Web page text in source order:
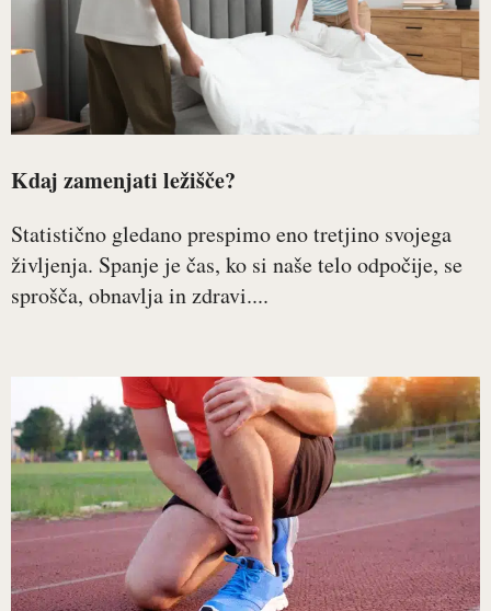
Kdaj zamenjati ležišče?
Statistično gledano prespimo eno tretjino svojega
življenja. Spanje je čas, ko si naše telo odpočije, se
sprošča, obnavlja in zdravi....